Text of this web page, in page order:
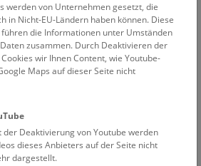
Dienstags ist das NHM Wien
Ausnahmen finden sie
werden von Unternehmen gesetzt, die
in Nicht-EU-Ländern haben können. Diese
die Informationen unter Umständen
zusammen. Durch Deaktivieren der
wir Ihnen Content, wie Youtube-
Maps auf dieser Seite nicht
der Deaktivierung von Youtube werden
dieses Anbieters auf der Seite nicht
dargestellt.